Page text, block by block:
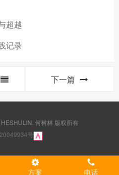
超越
记录
下一篇
何树林 版权所有
号
方案 电话